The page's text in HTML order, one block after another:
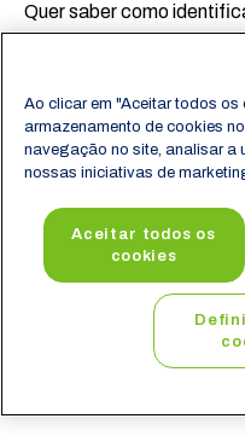
Quer saber como
osteoporosee
estratégias práticas e
diagnóstico, tratamento
Quais
Ao clicar em "Aceitar todos
armazenamento de cookies
navegação no site, analisar a
nossas iniciativas de
Aceitar todos os
cookies